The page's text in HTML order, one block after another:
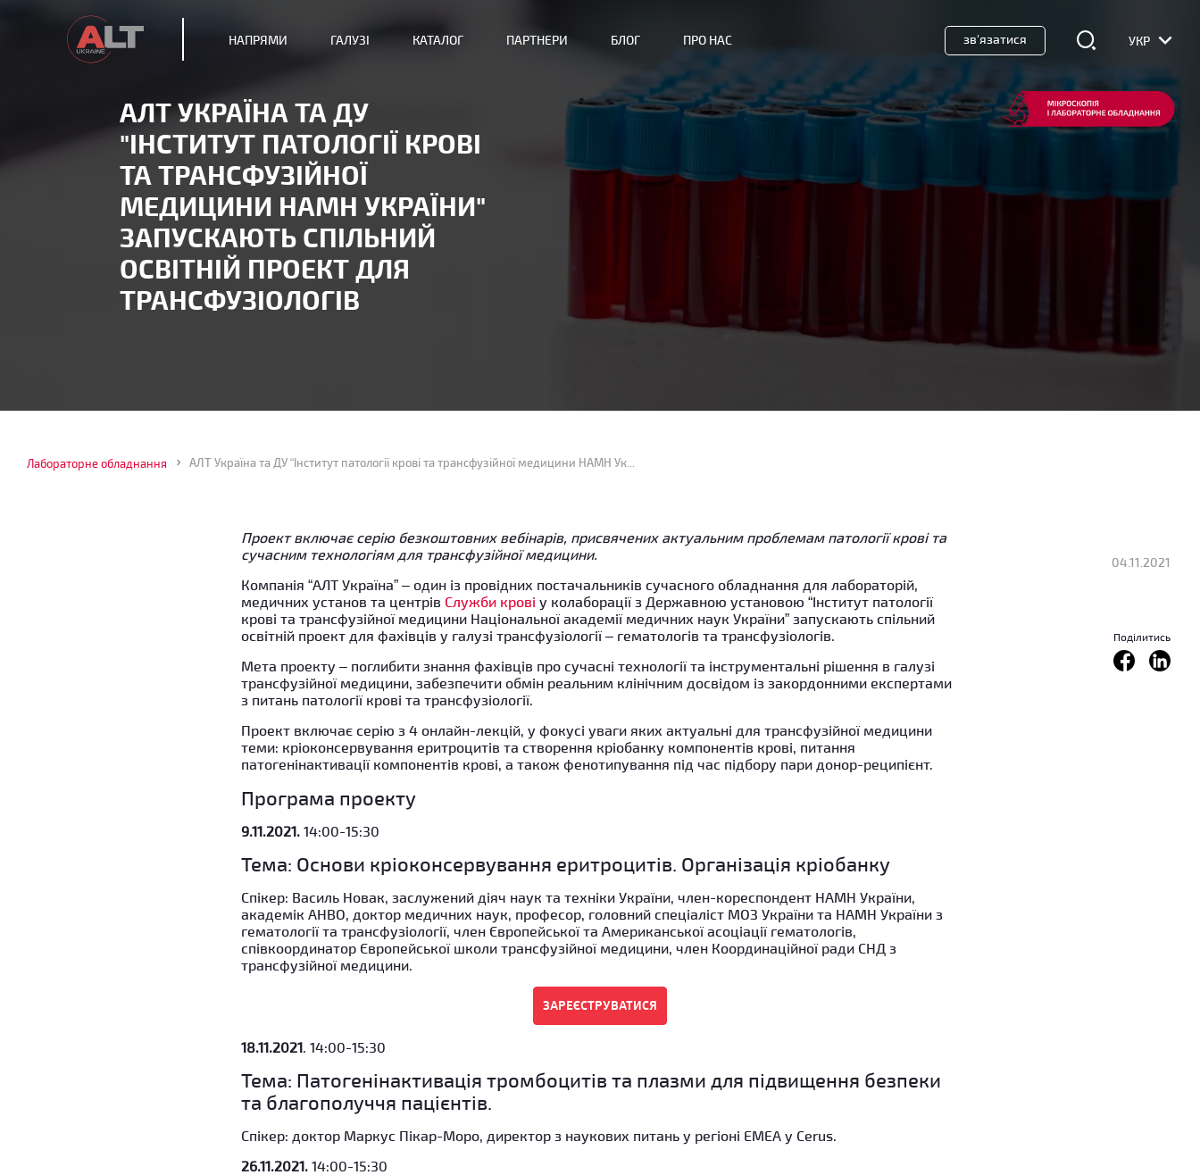
АЛТ УКРАЇНА ТА ДУ
"ІНСТИТУТ ПАТОЛОГІЇ КРОВІ
ТА ТРАНСФУЗІЙНОЇ
МЕДИЦИНИ НАМН УКРАЇНИ"
ЗАПУСКАЮТЬ СПІЛЬНИЙ
ОСВІТНІЙ ПРОЕКТ ДЛЯ
ТРАНСФУЗІОЛОГІВ
НАПРЯМИ ГАЛУЗІ КАТАЛОГ ПАРТНЕРИ БЛОГ ПРО НАС зв'язатися УКР
Лабораторне обладнання АЛТ Україна та ДУ “Інститут патології крові та трансфузійної медицини НАМН України” запускають спільний освітній проект для трансфузіологів
04.11.2021
Поділитись
Проект включає серію безкоштовних вебінарів, присвячених актуальним проблемам патології крові та
сучасним технологіям для трансфузійної медицини.
Компанія “АЛТ Україна” – один із провідних постачальників сучасного обладнання для лабораторій,
медичних установ та центрів Служби крові у колаборації з Державною установою “Інститут патології
крові та трансфузійної медицини Національної академії медичних наук України” запускають спільний
освітній проект для фахівців у галузі трансфузіології – гематологів та трансфузіологів.
Мета проекту – поглибити знання фахівців про сучасні технології та інструментальні рішення в галузі
трансфузійної медицини, забезпечити обмін реальним клінічним досвідом із закордонними експертами
з питань патології крові та трансфузіології.
Проект включає серію з 4 онлайн-лекцій, у фокусі уваги яких актуальні для трансфузійної медицини
теми: кріоконсервування еритроцитів та створення кріобанку компонентів крові, питання
патогенінактивації компонентів крові, а також фенотипування під час підбору пари донор-реципієнт.
Програма проекту
9.11.2021. 14:00-15:30
Тема: Основи кріоконсервування еритроцитів. Організація кріобанку
Спікер: Василь Новак, заслужений діяч наук та техніки України, член-кореспондент НАМН України,
академік АНВО, доктор медичних наук, професор, головний спеціаліст МОЗ України та НАМН України з
гематології та трансфузіології, член Європейської та Американської асоціації гематологів,
співкоординатор Європейської школи трансфузійної медицини, член Координаційної ради СНД з
трансфузійної медицини.
18.11.2021. 14:00-15:30
Тема: Патогенінактивація тромбоцитів та плазми для підвищення безпеки
та благополуччя пацієнтів.
Спікер: доктор Маркус Пікар-Моро, директор з наукових питань у регіоні EMEA у Cerus.
26.11.2021. 14:00-15:30